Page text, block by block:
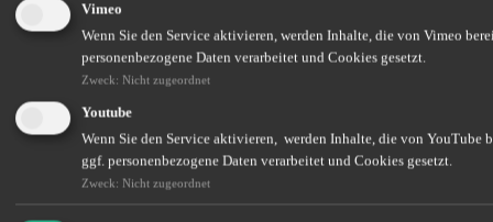
Weiterlesen
Kontakt
Versicherungsdienst des Bäckerhandwerks GmbH
Johannes-Albers-Allee 2
Königswinter
02223 9148481
kontakt@vdb-gmbh.de www.vdb-gmbh.de
Vimeo
Wenn Sie den Service aktivieren, werden Inhalte, die von Vimeo
personenbezogene Daten verarbeitet und Cookies gesetzt.
Zweck: Nicht zugeordnet
Youtube
Wenn Sie den Service aktivieren, werden Inhalte, die von YouTube
ggf. personenbezogene Daten verarbeitet und Cookies gesetzt.
Zweck: Nicht zugeordnet